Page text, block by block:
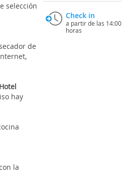
selección
de
Hotel
hay
la
Check in
a partir de las 14:00
horas